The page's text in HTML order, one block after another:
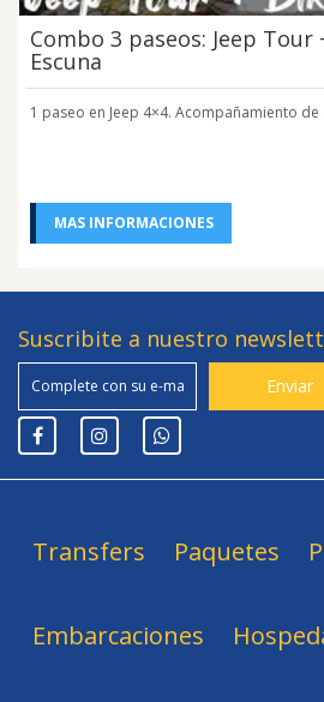
Combo 3 paseos: Jeep Tour
Escuna
1 paseo en Jeep 4×4. Acompañamiento de
MAS INFORMACIONES
Suscribite a nuestro
Transfers Paquetes
Embarcaciones